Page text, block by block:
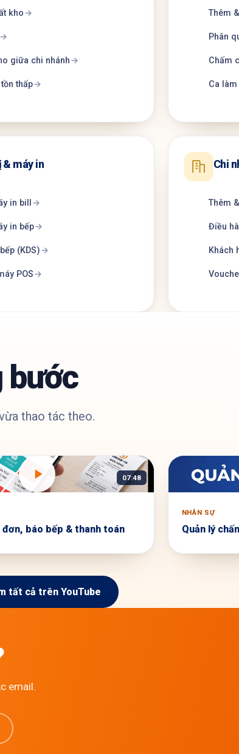
kho
giữa chi nhánh
thấp
Thêm
Phân
Chấm
Ca
& máy in
in bill
in bếp
(KDS)
POS
Chi
Thêm
Điều
Khách
bước
thao tác theo.
07:48
đơn, báo bếp & thanh toán
NHÂN SỰ
Quản lý
tất cả trên YouTube
email.